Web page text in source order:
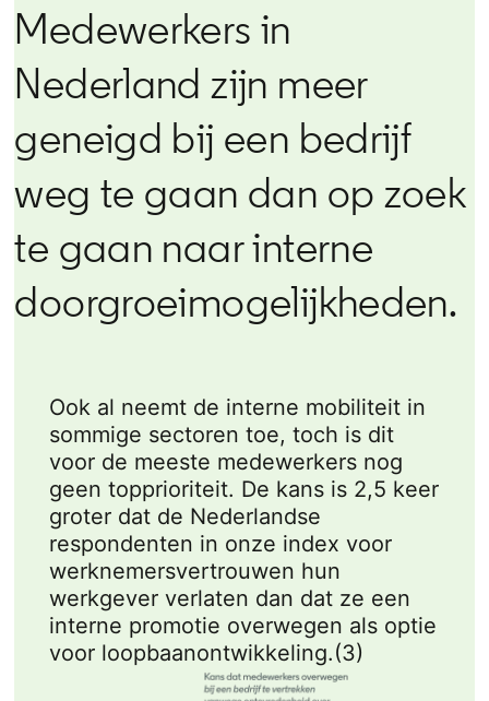
Medewerkers in
Nederland zijn meer
geneigd bij een bedrijf
weg te gaan dan op zoek
te gaan naar interne
doorgroeimogelijkheden.
Ook al neemt de interne mobiliteit in
sommige sectoren toe, toch is dit
voor de meeste medewerkers nog
geen topprioriteit. De kans is 2,5 keer
groter dat de Nederlandse
respondenten in onze index voor
werknemersvertrouwen hun
werkgever verlaten dan dat ze een
interne promotie overwegen als optie
voor loopbaanontwikkeling.(3)